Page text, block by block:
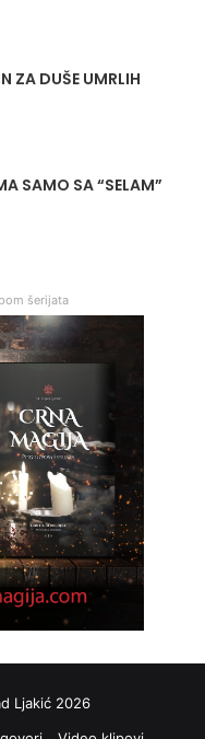
ZA DUŠE UMRLIH
SAMO SA “SELAM”
šerijata
Ljakić 2026